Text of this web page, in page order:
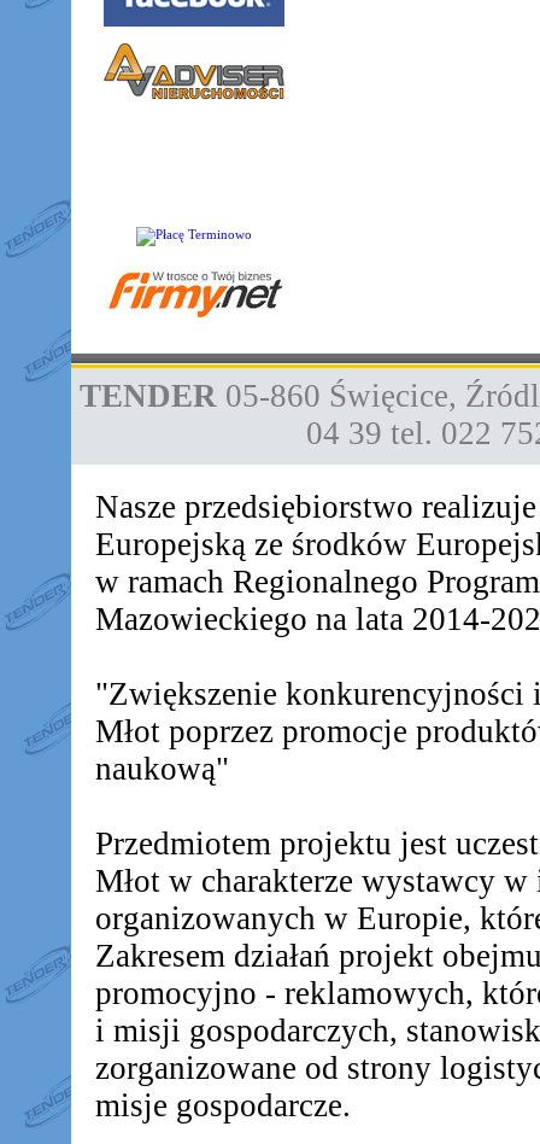
TENDER 05-860 Święcice,
04 39 tel. 022
Nasze przedsiębiorstwo
Europejską ze środków
w ramach Regionalnego
Mazowieckiego na lata 2014-
"Zwiększenie
Młot poprzez promocje
naukową"
Przedmiotem projektu jest
Młot w charakterze wystawcy
organizowanych w Europie,
Zakresem działań projekt
promocyjno - reklamowych,
i misji gospodarczych,
zorganizowane od strony
misje gospodarcze.